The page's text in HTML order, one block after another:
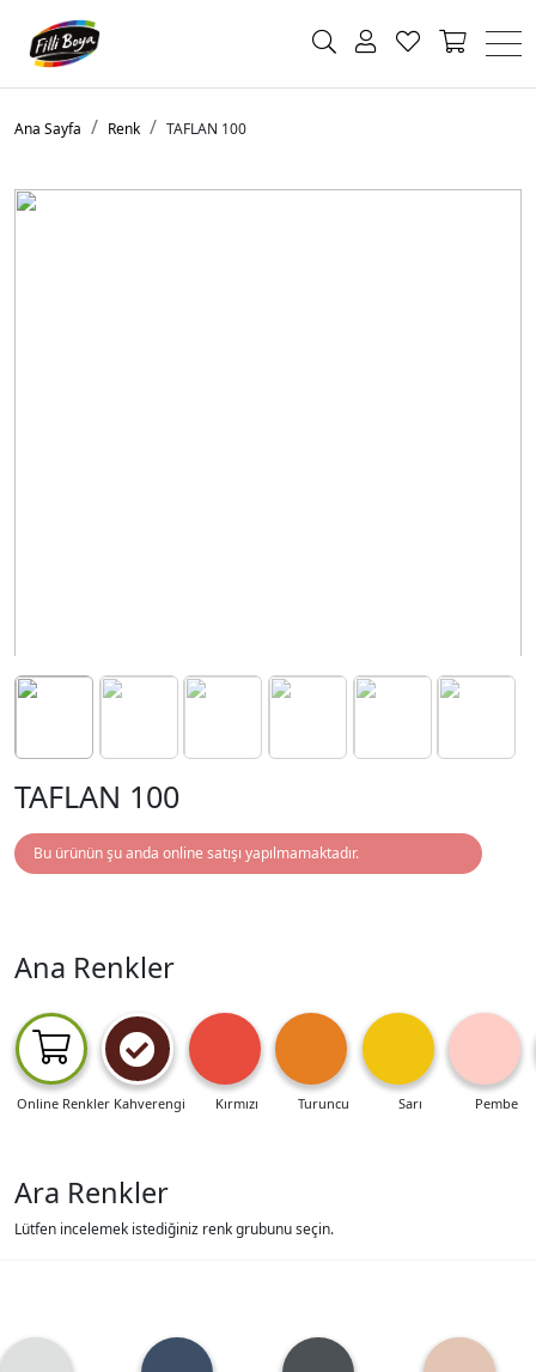
Ana Sayfa Renk TAFLAN 100
TAFLAN 100
Bu ürünün şu anda online satışı yapılmamaktadır.
Ana Renkler
Online Renkler Kahverengi Kırmızı Turuncu Sarı Pembe
Ara Renkler
Lütfen incelemek istediğiniz renk grubunu seçin.